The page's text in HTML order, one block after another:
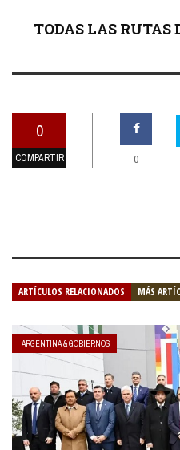
TODAS LAS RUTAS
0
COMPARTIR 0
ARTÍCULOS RELACIONADOS MÁS
ARGENTINA & GOBIERNOS